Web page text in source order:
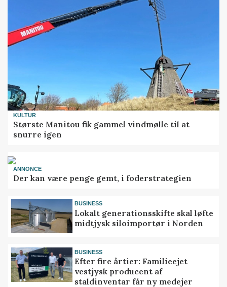
KULTUR
Største Manitou fik gammel vindmølle til at
snurre igen
ANNONCE
Der kan være penge gemt, i foderstrategien
BUSINESS
Lokalt generationsskifte skal løfte
midtjysk siloimportør i Norden
BUSINESS
Efter fire årtier: Familieejet
vestjysk producent af
staldinventar får ny medejer